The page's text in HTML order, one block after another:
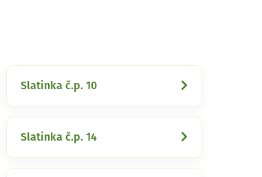
Slatinka č.p. 10
Slatinka č.p. 14